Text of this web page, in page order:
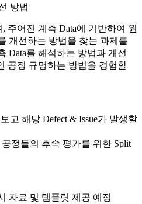
방법
주어진 계측 Data에 기반하여 원
개선하는 방법을 찾는 과제를
Data를 해석하는 방법과 개선
공정 규명하는 방법을 경험할
고 해당 Defect & Issue가 발생할
정들의 후속 평가를 위한 Split
자료 및 템플릿 제공 예정